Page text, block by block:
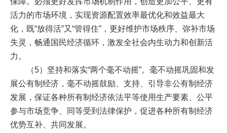
活力的市场环境，实现资源配置效率最优化和效益最大
化，既“放得活”又“管得住”，更好维护市场秩序、弥补市场
失灵，畅通国民经济循环，激发全社会内生动力和创新活
力。
（5）坚持和落实“两个毫不动摇”。毫不动摇巩固和发
展公有制经济，毫不动摇鼓励、支持、引导非公有制经济
发展，保证各种所有制经济依法平等使用生产要素、公平
参与市场竞争、同等受到法律保护，促进各种所有制经济
优势互补、共同发展。